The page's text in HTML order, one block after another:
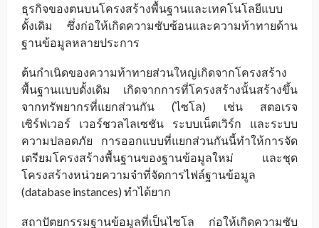
ธุรกิจของตนบนโครงสร้างพื้นฐานและเทคโนโลยีแบบ
ดั้งเดิม ซึ่งก่อให้เกิดความซับซ้อนและความท้าทายด้าน
ฐานข้อมูลหลายประการ
ต้นกำเนิดของความท้าทายส่วนใหญ่เกิดจากโครงสร้าง
พื้นฐานแบบดั้งเดิม เกิดจากการที่โครงสร้างนั้นสร้างขึ้น
จากทรัพยากรที่แยกส่วนกัน (ไซโล) เช่น สตอเรจ
เซิร์ฟเวอร์ เวอร์ชวลไลเซชัน ระบบเน็ตเวิร์ก และระบบ
ความปลอดภัย การออกแบบที่แยกส่วนกันนี้ทำให้การจัด
เตรียมโครงสร้างพื้นฐานของฐานข้อมูลใหม่ และชุด
โครงสร้างหน่วยความจำที่จัดการไฟล์ฐานข้อมูล
(database instances) ทำได้ยาก
สถาปัตยกรรมฐานข้อมูลที่เป็นไซโล ก่อให้เกิดความซับ